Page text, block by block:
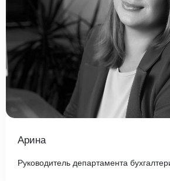
Арина
Руководитель департамента